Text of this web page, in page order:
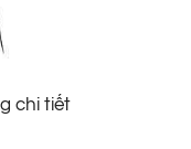
chi tiết